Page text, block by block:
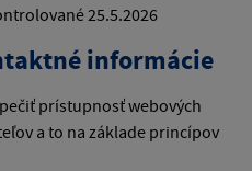
25.5.2026
informácie
prístupnosť webových
a to na základe princípov